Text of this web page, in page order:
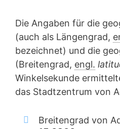
Die Angaben für die
(auch als Längengrad,
bezeichnet) und die
(Breitengrad, engl.
Winkelsekunde
das Stadtzentrum von
Breitengrad von